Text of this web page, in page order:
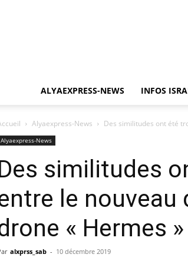
ALYAEXPRESS-NEWS INFOS
Alyaexpress-News Des similitudes ont été
Alyaexpress-News
similitudes
le nouveau
« Hermes
alxprss_sab - 10 décembre 2019